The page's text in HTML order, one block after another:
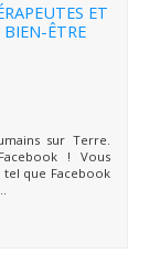
ET
BIEN-ÊTRE
sur Terre.
! Vous
tel que Facebook